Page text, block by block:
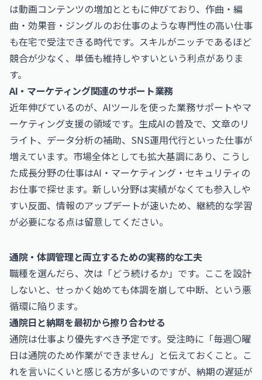
は動画コンテンツの増加とともに伸びており、 作曲・編
曲・効果音・ジングルのお仕事のような専門性の高い仕事
も在宅で受注できる時代です。スキルがニッチであるほど
競合が少なく、単価も維持しやすいという利点がありま
す。
AI・マーケティング関連のサポート業務
近年伸びているのが、AIツールを使った業務サポートやマ
ーケティング支援の領域です。生成AIの普及で、文章のリ
ライト、データ分析の補助、SNS運用代行といった仕事が
増えています。市場全体としても拡大基調にあり、こうし
た成長分野の仕事はAI・マーケティング・セキュリティの
お仕事で探せます。新しい分野は実績がなくても参入しや
すい反面、情報のアップデートが速いため、継続的な学習
が必要になる点は留意してください。
通院・体調管理と両立するための実務的な工夫
職種を選んだら、次は「どう続けるか」です。ここを設計
しないと、せっかく始めても体調を崩して中断、という悪
循環に陥ります。
通院日と納期を最初から擦り合わせる
通院は仕事より優先すべき予定です。受注時に「毎週〇曜
日は通院のため作業ができません」と伝えておくこと。こ
れを言いにくいと感じる方が多いのですが、納期の遅延が